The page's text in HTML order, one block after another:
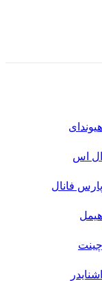
ال اس
فانال
چینت